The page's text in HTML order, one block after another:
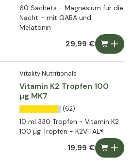
60 Sachets - Magnesium für die
Nacht – mit GABA und
Melatonin
29,99 €
Vitality Nutritionals
Vitamin K2 Tropfen 100
µg MK7
(62)
10 ml 330 Tropfen - Vitamin K2
100 µg Tropfen - K2VITAL®
19,99 €